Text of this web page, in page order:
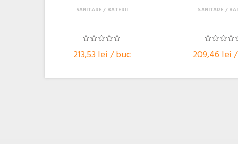
213,53 lei / buc
SANITARE BATERII
209,46 lei
SANITARE